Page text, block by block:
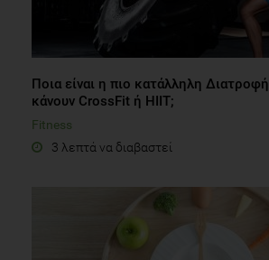
Ποια είναι η πιο κατάλληλη
κάνουν CrossFit ή HIIT;
Fitness
3 λεπτά να διαβαστεί